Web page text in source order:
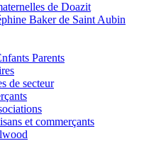
de Doazit
Baker de Saint Aubin
Parents
de secteur
et commerçants